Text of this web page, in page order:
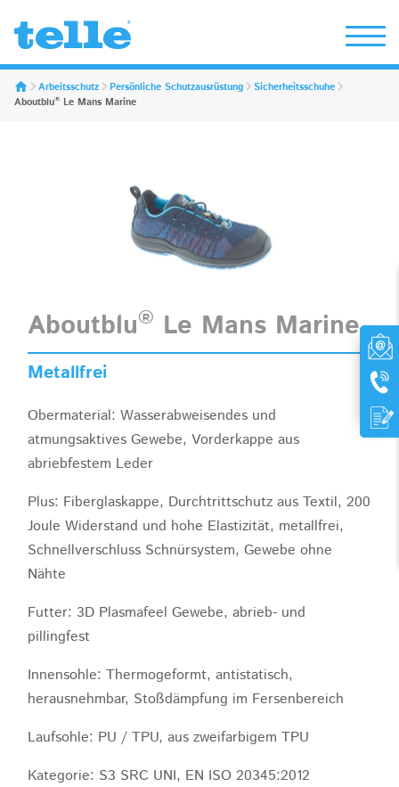
Erwin Telle GmbH
Arbeitsschutz Persönliche Schutzausrüstung
Sicherheitsschuhe
Aboutblu® Le Mans Marine
Aboutblu® Le Mans Marine
Metallfrei
Obermaterial: Wasserabweisendes und
atmungsaktives Gewebe, Vorderkappe aus
abriebfestem Leder
Plus: Fiberglaskappe, Durchtrittschutz aus Textil, 200
Joule Widerstand und hohe Elastizität, metallfrei,
Schnellverschluss Schnürsystem, Gewebe ohne
Nähte
Futter: 3D Plasmafeel Gewebe, abrieb- und
pillingfest
Innensohle: Thermogeformt, antistatisch,
herausnehmbar, Stoßdämpfung im Fersenbereich
Laufsohle: PU / TPU, aus zweifarbigem TPU
Kategorie: S3 SRC UNI, EN ISO 20345:2012